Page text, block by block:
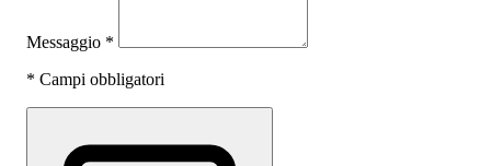
Messaggio *
* Campi obbligatori